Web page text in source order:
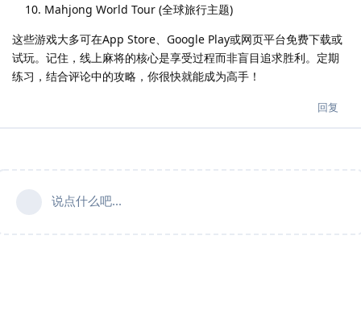
Mahjong World Tour (全球旅行主题)
这些游戏大多可在App Store、Google Play或网页平台免费下载或
试玩。记住，线上麻将的核心是享受过程而非盲目追求胜利。定期
练习，结合评论中的攻略，你很快就能成为高手！
回复
说点什么吧...